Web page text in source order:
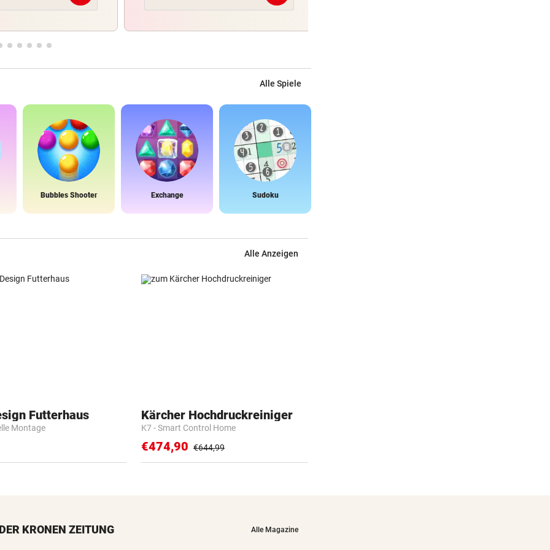
Alle Spiele
Bubbles Shooter Exchange Sudoku
Alle Anzeigen
Futterhaus
Montage
Kärcher Hochdruckreiniger
K7 - Smart Control Home
€474,90 €644,99
KRONEN ZEITUNG Alle Magazine